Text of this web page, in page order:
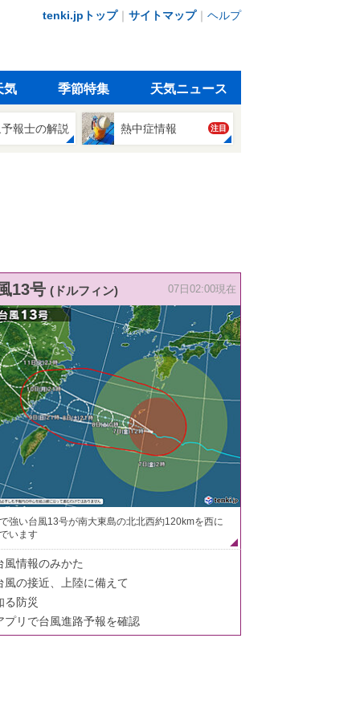
tenki.jpトップ｜ サイトマップ｜ ヘルプ
気 季節特集 天気ニュース
報士の解説 熱中症情報 注目
13号 (ドルフィン) 07日02:00現在
強い台風13号が南大東島の北北西約120kmを西に
います
風情報のみかた
風の接近、上陸に備えて
る防災
プリで台風進路予報を確認